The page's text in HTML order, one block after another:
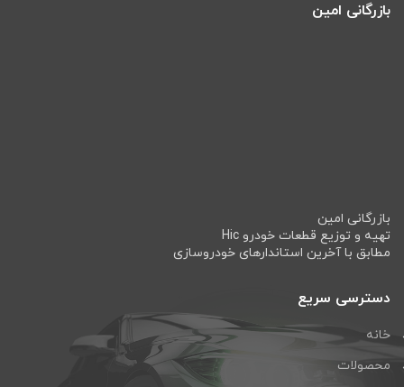
بازرگانی امین
بازرگانی امین
تهیه و توزیع قطعات خودرو Hic
مطابق با آخرین استاندارهای خودروسازی
دسترسی سریع
خانه
محصولات